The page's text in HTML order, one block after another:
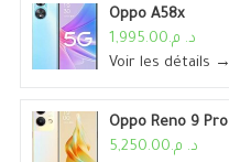
Oppo A58x
د. م.1,995.00
Voir les détails →
Oppo Reno 9 Pro
د. م.5,250.00